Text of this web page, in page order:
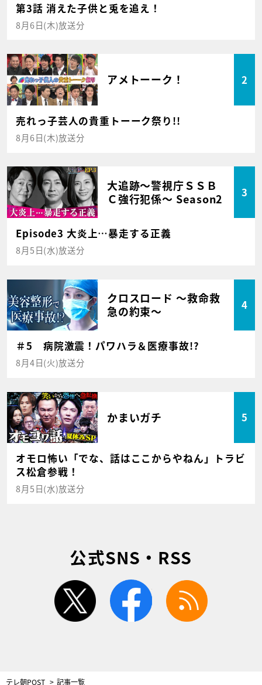
第3話 消えた子供と兎を追え！
8月6日(木)放送分
アメトーーク！ 2
売れっ子芸人の貴重トーーク祭り!!
8月6日(木)放送分
大追跡～警視庁ＳＳＢ
Ｃ強行犯係～ Season2
3
Episode3 大炎上…暴走する正義
8月5日(水)放送分
クロスロード ～救命救
急の約束～
4
＃5 病院激震！パワハラ＆医療事故!?
8月4日(火)放送分
かまいガチ 5
オモロ怖い「でな、話はここからやねん」トラビ
ス松倉参戦！
8月5日(水)放送分
公式SNS・RSS
twitter facebook
テレ朝POST 記事一覧